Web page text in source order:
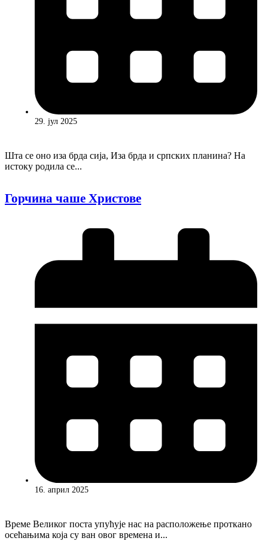
29. јул 2025
Шта се оно иза брда сија, Иза брда и српских планина? На
истоку родила се...
Горчина чаше Христове
16. април 2025
Време Великог поста упућује нас на расположење проткано
осећањима која су ван овог времена и...